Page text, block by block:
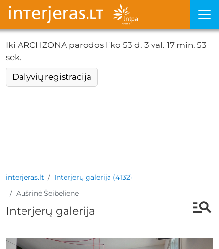
Iki ARCHZONA parodos liko 53 d. 3 val. 17 min. 52
sek.
Dalyvių registracija
interjeras.lt
Interjerų galerija (4132)
Aušrinė Šeibelienė
Interjerų galerija